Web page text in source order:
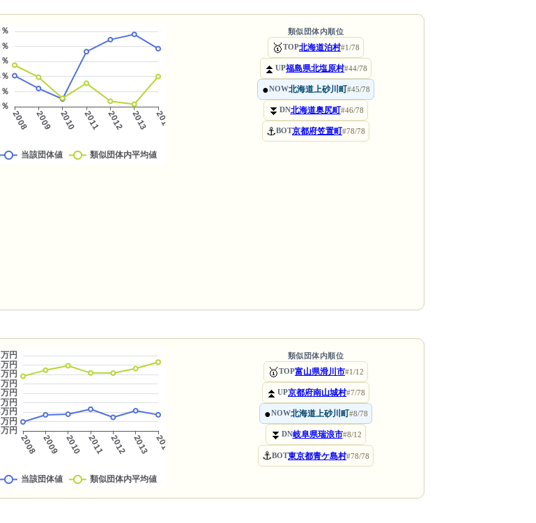
類似団体内順位
🥇TOP北海道泊村#1/78
⏫ UP福島県北塩原村#44/78
●NOW北海道上砂川町#45/78
⏬ DN北海道奥尻町#46/78
⚓BOT京都府笠置町#78/78
類似団体内順位
🥇TOP富山県滑川市#1/12
⏫ UP京都府南山城村#7/78
●NOW北海道上砂川町#8/78
⏬ DN岐阜県瑞浪市#8/12
⚓BOT東京都青ケ島村#78/78